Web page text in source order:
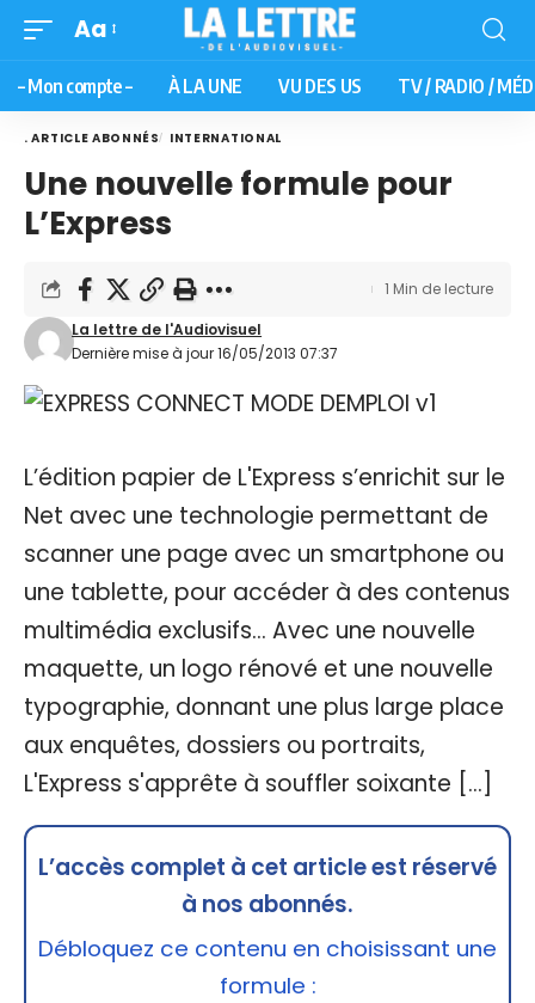
Aa
– Mon compte – À LA UNE VU DES US TV / RADIO /
. ARTICLE ABONNÉS INTERNATIONAL
Une nouvelle formule pour
L’Express
Dernière mise à jour 16/05/2013 07:37
La lettre de l'Audiovisuel
1 Min de lecture
L’édition papier de L'Express s’enrichit sur le
Net avec une technologie permettant de
scanner une page avec un smartphone ou
une tablette, pour accéder à des contenus
multimédia exclusifs... Avec une nouvelle
maquette, un logo rénové et une nouvelle
typographie, donnant une plus large place
aux enquêtes, dossiers ou portraits,
L'Express s'apprête à souffler soixante […]
L’accès complet à cet article est réservé
à nos abonnés.
Débloquez ce contenu en choisissant une
formule :